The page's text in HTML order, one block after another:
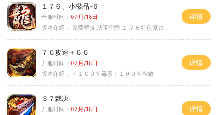
１７６、小极品+6
开服时间： 07月/18日
版本介绍： 免费群技.法宝空降.１.７６特色复古
详情
７６攻速＋６６
开服时间： 07月/18日
版本介绍：
＋１００％毒素＋１００％准敏
详情
３７裁决
开服时间： 07月/18日
详情